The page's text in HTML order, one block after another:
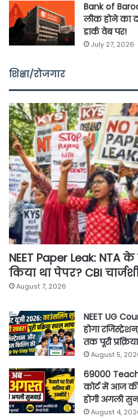
Bank of
लीक होने का
डार्क वेब पर!
July 27, 2026
शिक्षा/रोजगार
NEET Paper Leak:
किया था पेपर? CBI
August 7, 2026
NEET UG
होगा
तक पूरी प्रक्रिया
August 5,
69000
कोर्ट में आज
होगी अगली
August 4,